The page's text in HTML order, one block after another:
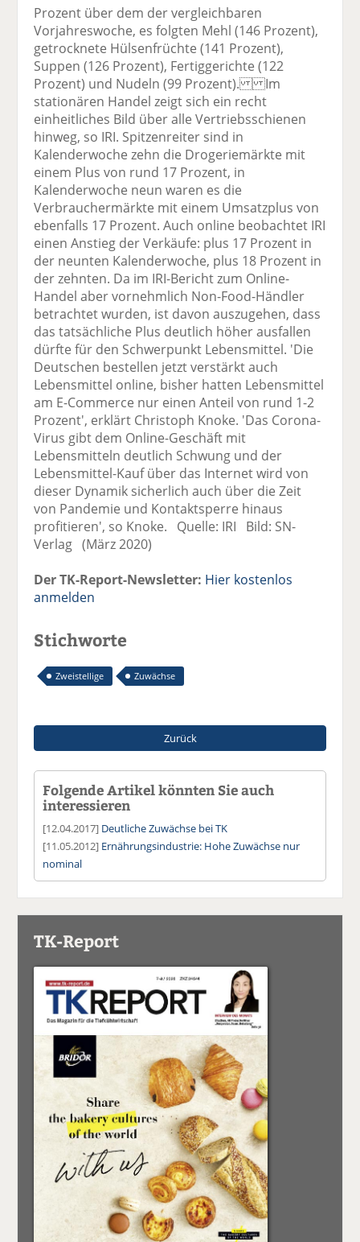
Prozent über dem der vergleichbaren
Vorjahreswoche, es folgten Mehl (146 Prozent),
getrocknete Hülsenfrüchte (141 Prozent),
Suppen (126 Prozent), Fertiggerichte (122
Prozent) und Nudeln (99 Prozent). Im
stationären Handel zeigt sich ein recht
einheitliches Bild über alle Vertriebsschienen
hinweg, so IRI. Spitzenreiter sind in
Kalenderwoche zehn die Drogeriemärkte mit
einem Plus von rund 17 Prozent, in
Kalenderwoche neun waren es die
Verbrauchermärkte mit einem Umsatzplus von
ebenfalls 17 Prozent. Auch online beobachtet IRI
einen Anstieg der Verkäufe: plus 17 Prozent in
der neunten Kalenderwoche, plus 18 Prozent in
der zehnten. Da im IRI-Bericht zum Online-
Handel aber vornehmlich Non-Food-Händler
betrachtet wurden, ist davon auszugehen, dass
das tatsächliche Plus deutlich höher ausfallen
dürfte für den Schwerpunkt Lebensmittel. 'Die
Deutschen bestellen jetzt verstärkt auch
Lebensmittel online, bisher hatten Lebensmittel
am E-Commerce nur einen Anteil von rund 1-2
Prozent', erklärt Christoph Knoke. 'Das Corona-
Virus gibt dem Online-Geschäft mit
Lebensmitteln deutlich Schwung und der
Lebensmittel-Kauf über das Internet wird von
dieser Dynamik sicherlich auch über die Zeit
von Pandemie und Kontaktsperre hinaus
profitieren', so Knoke. Quelle: IRI Bild: SN-
Verlag (März 2020)
Der TK-Report-Newsletter: Hier kostenlos
anmelden
Stichworte
Zweistellige Zuwächse
Zurück
Folgende Artikel könnten Sie auch
interessieren
[12.04.2017] Deutliche Zuwächse bei TK
[11.05.2012] Ernährungsindustrie: Hohe Zuwächse nur
nominal
TK-Report